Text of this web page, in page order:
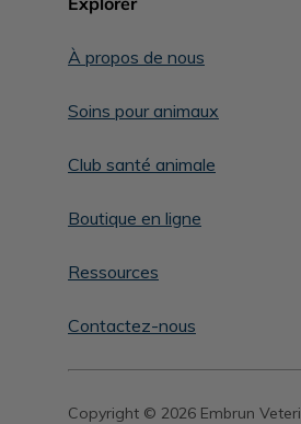
À propos de nous
Soins pour animaux
Club santé animale
Boutique en ligne
Ressources
Contactez-nous
Copyright © 2026 Embrun